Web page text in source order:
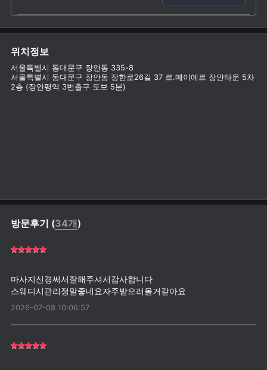
위치정보
서울특별시 동대문구 장안동 335-8
서울특별시 동대문구 장안동 장한로26길 37 르.메이에르 장안타운 5차
2층 (장안평역 3번출구 도보 5분)
방문후기 (34개)
마사지신경써서잘해주셔서감사합니다
2026-07-08 10:06:57